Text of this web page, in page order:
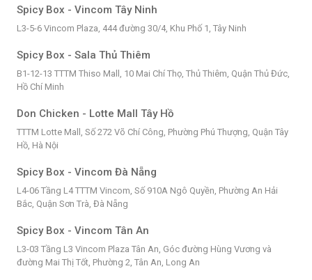
Spicy Box - Vincom Tây Ninh
L3-5-6 Vincom Plaza, 444 đường 30/4, Khu Phố 1, Tây Ninh
Spicy Box - Sala Thủ Thiêm
B1-12-13 TTTM Thiso Mall, 10 Mai Chí Thọ, Thủ Thiêm, Quận Thủ Đức,
Hồ Chí Minh
Don Chicken - Lotte Mall Tây Hồ
TTTM Lotte Mall, Số 272 Võ Chí Công, Phường Phú Thượng, Quận Tây
Hồ, Hà Nội
Spicy Box - Vincom Đà Nẵng
L4-06 Tầng L4 TTTM Vincom, Số 910A Ngô Quyền, Phường An Hải
Bắc, Quận Sơn Trà, Đà Nẵng
Spicy Box - Vincom Tân An
L3-03 Tầng L3 Vincom Plaza Tân An, Góc đường Hùng Vương và
đường Mai Thị Tốt, Phường 2, Tân An, Long An